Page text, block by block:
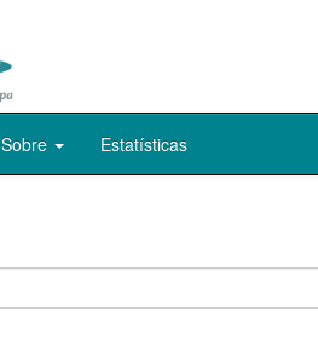
Sobre Estatísticas